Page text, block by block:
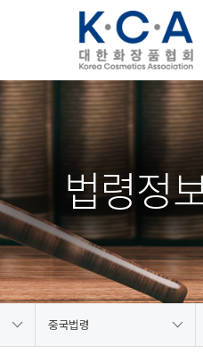
법령정
중국법령